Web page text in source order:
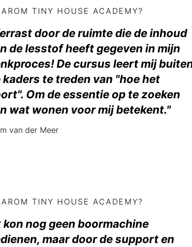
TINY HOUSE ACADEMY?
door de ruimte die de inhoud
de lesstof heeft gegeven in mijn
De cursus leert mij
kaders te treden van "hoe het
Om de essentie op te zoeken
wat wonen voor mij betekent."
van der Meer
TINY HOUSE ACADEMY?
kon nog geen boormachine
maar door de support en